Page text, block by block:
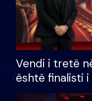
Vendi i tretë
është finalisti